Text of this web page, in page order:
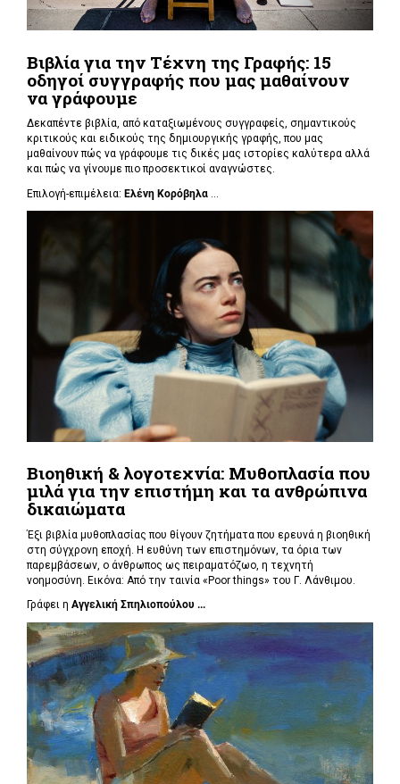
Βιβλία για την Τέχνη της Γραφής: 15
οδηγοί συγγραφής που μας μαθαίνουν
να γράφουμε
Δεκαπέντε βιβλία, από καταξιωμένους συγγραφείς, σημαντικούς
κριτικούς και ειδικούς της δημιουργικής γραφής, που μας
μαθαίνουν πώς να γράφουμε τις δικές μας ιστορίες καλύτερα αλλά
και πώς να γίνουμε πιο προσεκτικοί αναγνώστες.
Επιλογή-επιμέλεια: Ελένη Κορόβηλα ...
Βιοηθική & λογοτεχνία: Μυθοπλασία που
μιλά για την επιστήμη και τα ανθρώπινα
δικαιώματα
Έξι βιβλία μυθοπλασίας που θίγουν ζητήματα που ερευνά η βιοηθική
στη σύγχρονη εποχή. Η ευθύνη των επιστημόνων, τα όρια των
παρεμβάσεων, ο άνθρωπος ως πειραματόζωο, η τεχνητή
νοημοσύνη. Εικόνα: Από την ταινία «Poor things» του Γ. Λάνθιμου.
Γράφει η Αγγελική Σπηλιοπούλου ...